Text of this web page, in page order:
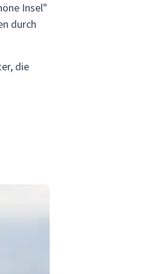
Insel"
durch
die